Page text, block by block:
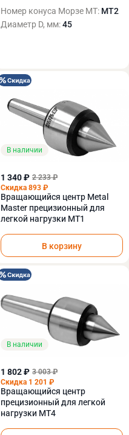
Номер конуса Морзе МТ: MT2
Диаметр D, мм:45
В наличии
1 340 ₽ 2 233 ₽
Скидка 893 ₽
Вращающийся центр Metal
Master прецизионный для
легкой нагрузки MT1
В корзину
В наличии
1 802 ₽ 3 003 ₽
Скидка 1 201 ₽
Вращающийся центр
прецизионный для легкой
нагрузки МТ4